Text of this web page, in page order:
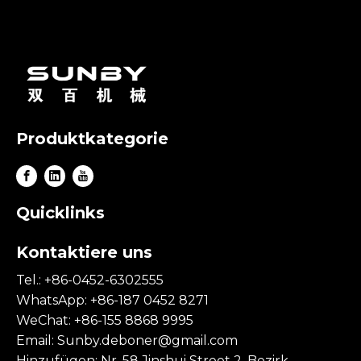
Produktkategorie
Quicklinks
Kontaktiere uns
Tel.: +86-0452-6302555
WhatsApp: +86-187 0452 8271
WeChat: +86-155 8868 9995
Email: Sunby.deboner@gmail.com